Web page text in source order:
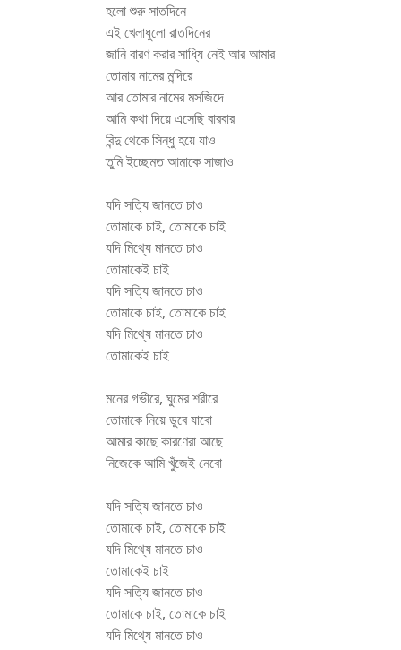
হলো শুরু সাতদিনে
এই খেলাধুলো রাতদিনের
জানি বারণ করার সাধ্যি নেই আর আমার
তোমার নামের মন্দিরে
আর তোমার নামের মসজিদে
আমি কথা দিয়ে এসেছি বারবার
বিন্দু থেকে সিন্ধু হয়ে যাও
তুমি ইচ্ছেমত আমাকে সাজাও
যদি সত্যি জানতে চাও
তোমাকে চাই, তোমাকে চাই
যদি মিথ্যে মানতে চাও
তোমাকেই চাই
যদি সত্যি জানতে চাও
তোমাকে চাই, তোমাকে চাই
যদি মিথ্যে মানতে চাও
তোমাকেই চাই
মনের গভীরে, ঘুমের শরীরে
তোমাকে নিয়ে ডুবে যাবো
আমার কাছে কারণেরা আছে
নিজেকে আমি খুঁজেই নেবো
যদি সত্যি জানতে চাও
তোমাকে চাই, তোমাকে চাই
যদি মিথ্যে মানতে চাও
তোমাকেই চাই
যদি সত্যি জানতে চাও
তোমাকে চাই, তোমাকে চাই
যদি মিথ্যে মানতে চাও